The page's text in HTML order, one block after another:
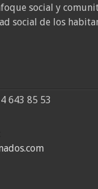
social y
social de los
643 85 53